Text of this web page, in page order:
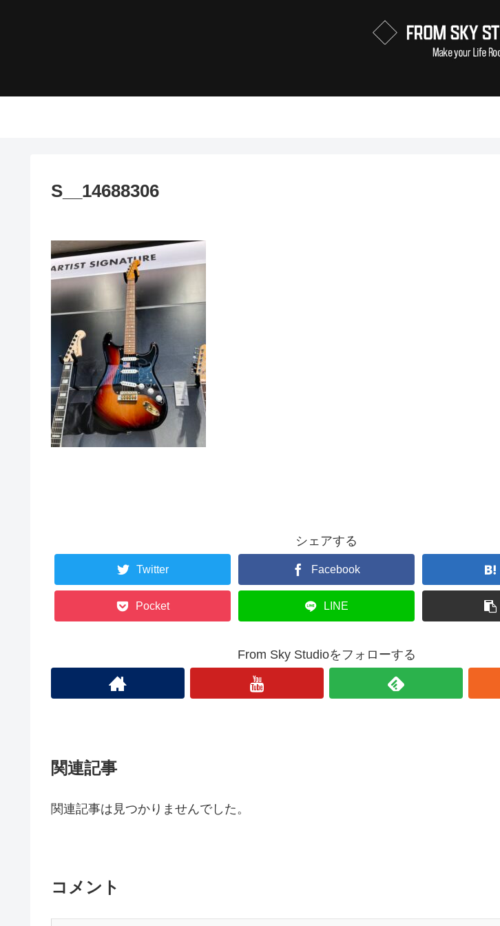
S__14688306
シェアする
Twitter Facebook
Pocket LINE
From Sky Studioをフォローする
関連記事
関連記事は見つかりませんでした。
コメント